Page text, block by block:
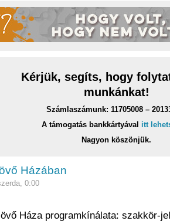
Kérjük, segíts, hogy
munkánkat!
Számlaszámunk: 11705008 –
A támogatás bankkártyával itt
Nagyon köszönjük.
Házában
0:00
Háza programkínálata: szakkör-